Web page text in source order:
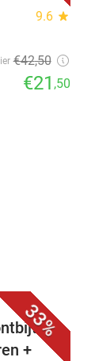
9.6 star
€42,50
€21 ,50
33%
+
+